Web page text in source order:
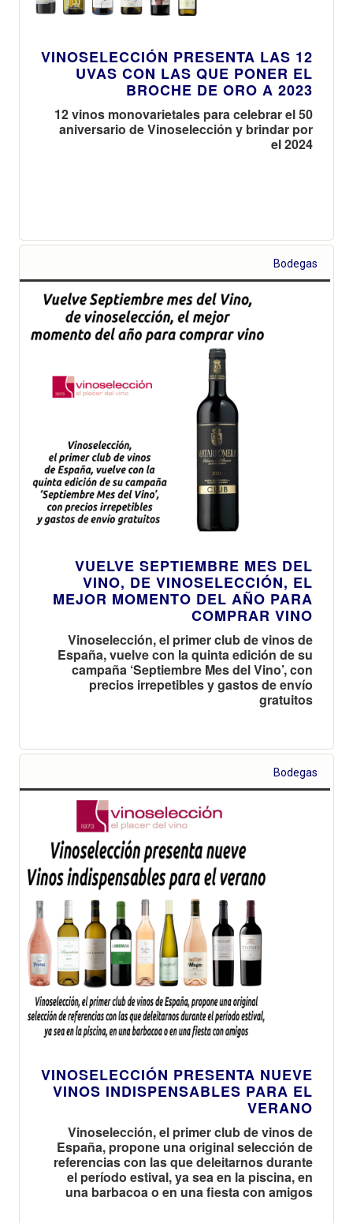
VINOSELECCIÓN PRESENTA LAS 12
UVAS CON LAS QUE PONER EL
BROCHE DE ORO A 2023
12 vinos monovarietales para celebrar el 50
aniversario de Vinoselección y brindar por
el 2024
Bodegas
VUELVE SEPTIEMBRE MES DEL
VINO, DE VINOSELECCIÓN, EL
MEJOR MOMENTO DEL AÑO PARA
COMPRAR VINO
Vinoselección, el primer club de vinos de
España, vuelve con la quinta edición de su
campaña ‘Septiembre Mes del Vino’, con
precios irrepetibles y gastos de envío
gratuitos
Bodegas
VINOSELECCIÓN PRESENTA NUEVE
VINOS INDISPENSABLES PARA EL
VERANO
Vinoselección, el primer club de vinos de
España, propone una original selección de
referencias con las que deleitarnos durante
el período estival, ya sea en la piscina, en
una barbacoa o en una fiesta con amigos